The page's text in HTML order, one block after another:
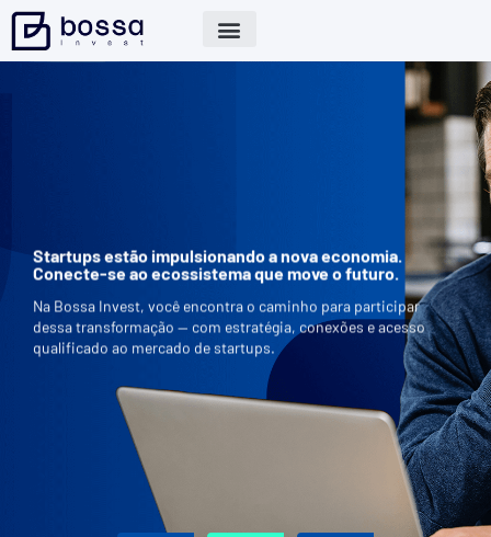
Startups estão impulsionando a nova economia.
Conecte-se ao ecossistema que move o futuro.
Na Bossa Invest, você encontra o caminho para participar
dessa transformação — com estratégia, conexões e acesso
qualificado ao mercado de startups.